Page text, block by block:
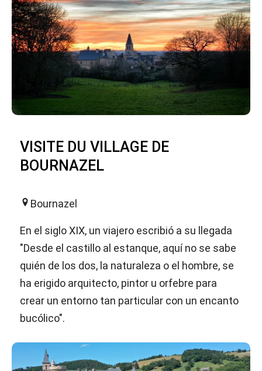
VISITE DU VILLAGE DE
BOURNAZEL
Bournazel
En el siglo XIX, un viajero escribió a su llegada
"Desde el castillo al estanque, aquí no se sabe
quién de los dos, la naturaleza o el hombre, se
ha erigido arquitecto, pintor u orfebre para
crear un entorno tan particular con un encanto
bucólico".